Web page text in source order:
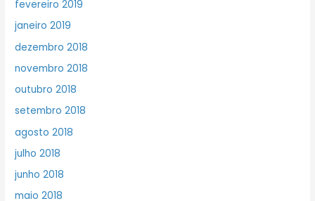
fevereiro 2019
janeiro 2019
dezembro 2018
novembro 2018
outubro 2018
setembro 2018
agosto 2018
julho 2018
junho 2018
maio 2018